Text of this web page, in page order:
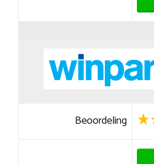
Beoordeling